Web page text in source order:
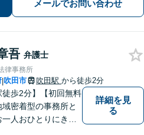
す。【法テラス利用可】【WEB面談
メールでお問い合わせ
吾 弁護士
律事務所
|吹田市 吹田駅 から徒歩2分
徒歩2分】【初回無料
密着型の事務所と
一人おひとりにきめ
詳細を見
る